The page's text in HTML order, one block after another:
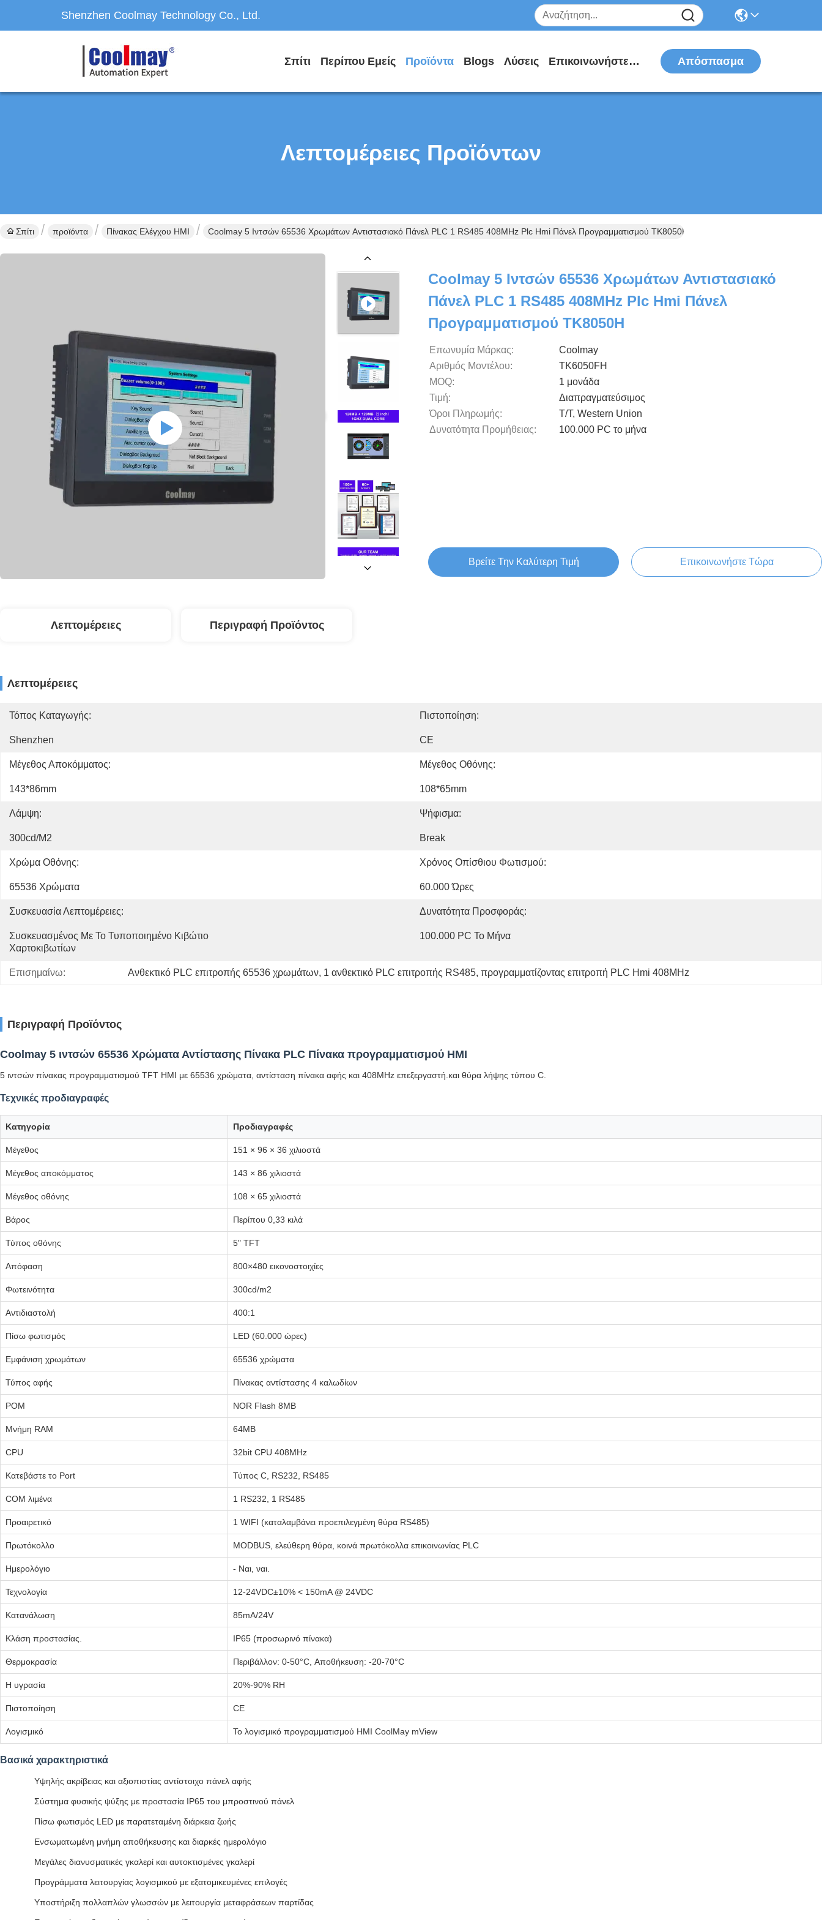
Shenzhen Coolmay Technology Co., Ltd.
Σπίτι Περίπου Εμείς Προϊόντα Blogs Λύσεις Επικοινωνήστε Μαζί Μας Απόσπασμα
Λεπτομέρειες Προϊόντων
Σπίτι προϊόντα Πίνακας Ελέγχου HMI Coolmay 5 Ιντσών 65536 Χρωμάτων Αντιστασιακό Πάνελ PLC 1 RS485 408MHz Plc Hmi Πάνελ Προγραμματισμού TK8050H
Coolmay 5 Ιντσών 65536 Χρωμάτων Αντιστασιακό
Πάνελ PLC 1 RS485 408MHz Plc Hmi Πάνελ
Προγραμματισμού TK8050H
Επωνυμία Μάρκας:
Coolmay
Αριθμός Μοντέλου:
TK6050FH
MOQ:
1 μονάδα
Τιμή:
Διαπραγματεύσιμος
Όροι Πληρωμής:
T/T, Western Union
Δυνατότητα Προμήθειας:
100.000 PC το μήνα
Βρείτε Την Καλύτερη Τιμή Επικοινωνήστε Τώρα
Λεπτομέρειες Περιγραφή Προϊόντος
Λεπτομέρειες
Τόπος Καταγωγής:
Shenzhen
Πιστοποίηση:
CE
Μέγεθος Αποκόμματος:
143*86mm
Μέγεθος Οθόνης:
108*65mm
Λάμψη:
300cd/m2
Ψήφισμα:
Break
Χρώμα Οθόνης:
65536 Χρώματα
Χρόνος Οπίσθιου Φωτισμού:
60.000 Ώρες
Συσκευασία Λεπτομέρειες:
Συσκευασμένος Με Το Τυποποιημένο Κιβώτιο
Χαρτοκιβωτίων
Δυνατότητα Προσφοράς:
100.000 PC Το Μήνα
Επισημαίνω: Ανθεκτικό PLC επιτροπής 65536 χρωμάτων, 1 ανθεκτικό PLC επιτροπής RS485, προγραμματίζοντας επιτροπή PLC Hmi 408MHz
Περιγραφή Προϊόντος
Coolmay 5 ιντσών 65536 Χρώματα Αντίστασης Πίνακα PLC Πίνακα προγραμματισμού HMI
5 ιντσών πίνακας προγραμματισμού TFT HMI με 65536 χρώματα, αντίσταση πίνακα αφής και 408MHz επεξεργαστή.και θύρα λήψης τύπου C.
Τεχνικές προδιαγραφές
Κατηγορία Προδιαγραφές
Μέγεθος 151 × 96 × 36 χιλιοστά
Μέγεθος αποκόμματος 143 × 86 χιλιοστά
Μέγεθος οθόνης 108 × 65 χιλιοστά
Βάρος Περίπου 0,33 κιλά
Τύπος οθόνης 5" TFT
Απόφαση 800×480 εικονοστοιχίες
Φωτεινότητα 300cd/m2
Αντιδιαστολή 400:1
Πίσω φωτισμός LED (60.000 ώρες)
Εμφάνιση χρωμάτων 65536 χρώματα
Τύπος αφής Πίνακας αντίστασης 4 καλωδίων
ΡΟΜ NOR Flash 8MB
Μνήμη RAM 64MB
CPU 32bit CPU 408MHz
Κατεβάστε το Port Τύπος C, RS232, RS485
COM λιμένα 1 RS232, 1 RS485
Προαιρετικό 1 WIFI (καταλαμβάνει προεπιλεγμένη θύρα RS485)
Πρωτόκολλο MODBUS, ελεύθερη θύρα, κοινά πρωτόκολλα επικοινωνίας PLC
Ημερολόγιο - Ναι, ναι.
Τεχνολογία 12-24VDC±10% < 150mA @ 24VDC
Κατανάλωση 85mA/24V
Κλάση προστασίας. IP65 (προσωρινό πίνακα)
Θερμοκρασία Περιβάλλον: 0-50°C, Αποθήκευση: -20-70°C
Η υγρασία 20%-90% RH
Πιστοποίηση CE
Λογισμικό Το λογισμικό προγραμματισμού HMI CoolMay mView
Βασικά χαρακτηριστικά
Υψηλής ακρίβειας και αξιοπιστίας αντίστοιχο πάνελ αφής
Σύστημα φυσικής ψύξης με προστασία IP65 του μπροστινού πάνελ
Πίσω φωτισμός LED με παρατεταμένη διάρκεια ζωής
Ενσωματωμένη μνήμη αποθήκευσης και διαρκές ημερολόγιο
Μεγάλες διανυσματικές γκαλερί και αυτοκτισμένες γκαλερί
Προγράμματα λειτουργίας λογισμικού με εξατομικευμένες επιλογές
Υποστήριξη πολλαπλών γλωσσών με λειτουργία μεταφράσεων παρτίδας